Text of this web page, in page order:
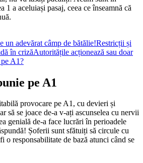
1 a aceluiași pasaj, ceea ce înseamnă că
un adevărat câmp de bătălie!Restricții și
în crizăAutoritățile acționează sau doar
pe A1?
pe A1
provocare pe A1, cu devieri și
să se joace de-a v-ați ascunselea cu nervii
genială de-a face lucrări în perioadele
Șoferii sunt sfătuiți să circule cu
o responsabilitate de bază atunci când se